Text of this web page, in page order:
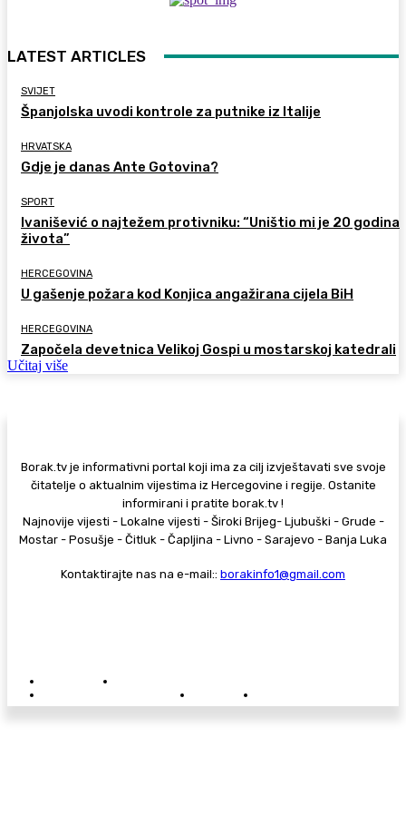
LATEST ARTICLES
SVIJET
Španjolska uvodi kontrole za putnike iz Italije
HRVATSKA
Gdje je danas Ante Gotovina?
SPORT
Ivanišević o najtežem protivniku: “Uništio mi je 20 godina
života”
HERCEGOVINA
U gašenje požara kod Konjica angažirana cijela BiH
HERCEGOVINA
Započela devetnica Velikoj Gospi u mostarskoj katedrali
Učitaj više
Borak.tv je informativni portal koji ima za cilj izvještavati sve svoje
čitatelje o aktualnim vijestima iz Hercegovine i regije. Ostanite
informirani i pratite borak.tv !
Najnovije vijesti - Lokalne vijesti - Široki Brijeg- Ljubuški - Grude -
Mostar - Posušje - Čitluk - Čapljina - Livno - Sarajevo - Banja Luka
Kontaktirajte nas na e-mail:: borakinfo1@gmail.com